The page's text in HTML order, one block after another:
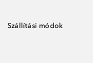
Szállítási módok